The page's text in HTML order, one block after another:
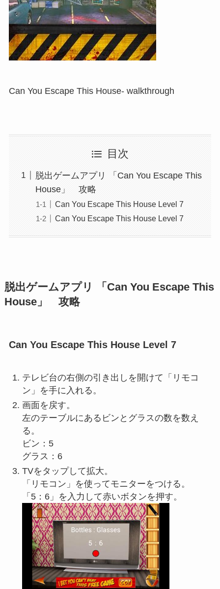
Can You Escape This House- walkthrough
目次
脱出ゲームアプリ 「Can You Escape This
House」 攻略
Can You Escape This House Level 7
Can You Escape This House Level 7
脱出ゲームアプリ 「Can You Escape This
House」 攻略
Can You Escape This House Level 7
テレビ台の右側の引き出しを開けて「リモコ
ン」を手に入れる。
画面を戻す。
左のテーブルにあるビンとグラスの数を数え
る。
ビン：5
グラス：6
TVをタップして拡大。
「リモコン」を使ってモニターをつける。
「5：6」を入力して赤いボタンを押す。